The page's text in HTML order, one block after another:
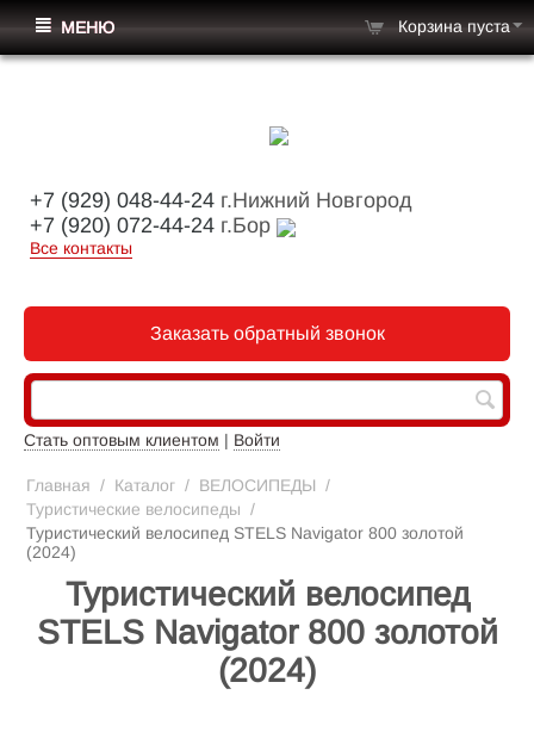
+7 (929) 048-44-24 г.Нижний Новгород
+7 (920) 072-44-24 г.Бор
Все контакты
Заказать обратный звонок
Стать оптовым клиентом | Войти
МЕНЮ Корзина пуста
Главная / Каталог / ВЕЛОСИПЕДЫ /
Туристические велосипеды /
Туристический велосипед STELS Navigator 800 золотой
(2024)
Туристический велосипед
STELS Navigator 800 золотой
(2024)